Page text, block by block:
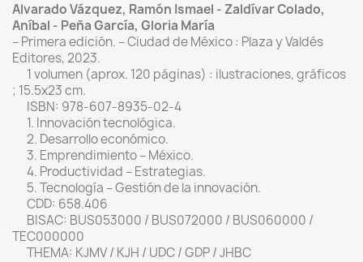
Alvarado Vázquez, Ramón Ismael - Zaldívar Colado,
Aníbal - Peña García, Gloria María
– Primera edición. – Ciudad de México : Plaza y Valdés
Editores, 2023.
1 volumen (aprox. 120 páginas) : ilustraciones, gráficos
; 15.5x23 cm.
ISBN: 978-607-8935-02-4
1. Innovación tecnológica.
2. Desarrollo económico.
3. Emprendimiento – México.
4. Productividad – Estrategias.
5. Tecnología – Gestión de la innovación.
CDD: 658.406
BISAC: BUS053000 / BUS072000 / BUS060000 /
TEC000000
THEMA: KJMV / KJH / UDC / GDP / JHBC